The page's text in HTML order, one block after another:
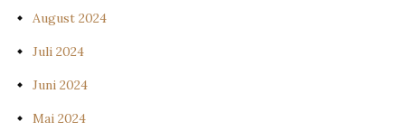
August 2024
Juli 2024
Juni 2024
Mai 2024